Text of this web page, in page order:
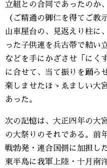
立組との合同であったのか
（ご精通の御仁を得てご教
山車屋台の、見返えり柱に
った子供連を兵古帯で結い
などを手にかざさせ「にく
に合せて、当て振りを踊ら
楽しませたほゝゑましい大
あった。
次の記憶は、大正四年の大
の大祭りのそれである。前
戦勃発・連合国側に加担し
東半島に我軍上陸・十月南